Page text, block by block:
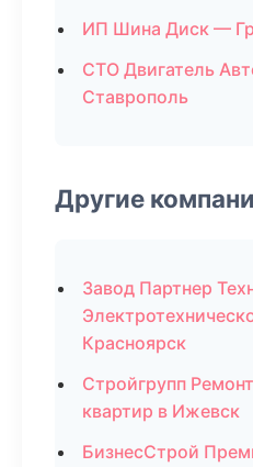
ИП Шина Диск —
СТО Двигатель
Ставрополь
Другие
Завод Партнер
Красноярск
Стройгрупп
квартир в Ижевск
БизнесСтрой